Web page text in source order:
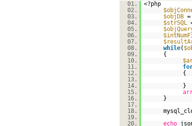
01.
<?php
02.
03.
$objDB
04.
$strSQL
05.
06.
07.
08.
while(
09.
{
10.
11.
12.
{
13.
14.
}
15.
16.
}
17.
18.
19.
20.
echo